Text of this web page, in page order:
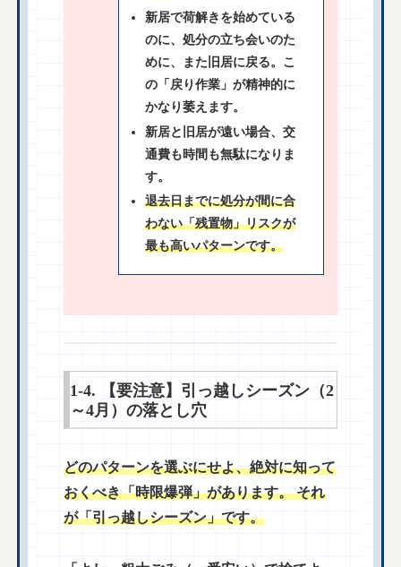
新居で荷解きを始めている
のに、処分の立ち会いのた
めに、また旧居に戻る。こ
の「戻り作業」が精神的に
かなり萎えます。
新居と旧居が遠い場合、交
通費も時間も無駄になりま
す。
退去日までに処分が間に合
わない「残置物」リスクが
最も高いパターンです。
1-4. 【要注意】引っ越しシーズン（2
～4月）の落とし穴
どのパターンを選ぶにせよ、絶対に知って
おくべき「時限爆弾」があります。 それ
が「引っ越しシーズン」です。